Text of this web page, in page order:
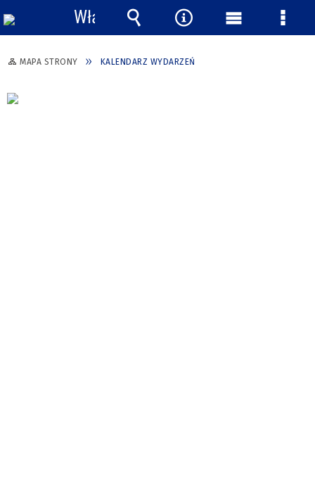
MAPA STRONY KALENDARZ WYDARZEŃ
Włącz
powiadomienia
Wyszukiwarka
Narzędzia
Menu Menu